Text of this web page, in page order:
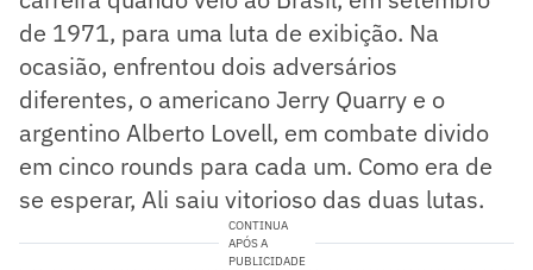
de 1971, para uma luta de exibição. Na
ocasião, enfrentou dois adversários
diferentes, o americano Jerry Quarry e o
argentino Alberto Lovell, em combate divido
em cinco rounds para cada um. Como era de
se esperar, Ali saiu vitorioso das duas lutas.
CONTINUA
APÓS A
PUBLICIDADE